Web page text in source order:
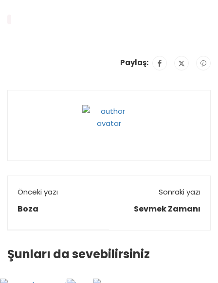
Paylaş:
Önceki yazı
Boza
Sonraki yazı
Sevmek Zamanı
Şunları da sevebilirsiniz